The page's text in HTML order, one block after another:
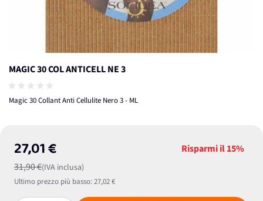
MAGIC 30 COL ANTICELL NE 3
Magic 30 Collant Anti Cellulite Nero 3 - ML
27,01 €
31,90 €(IVA inclusa)
Risparmi il15%
Ultimo prezzo più basso:27,02 €